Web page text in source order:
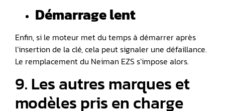
Démarrage lent
Enfin, si le moteur met du temps à démarrer après
l’insertion de la clé, cela peut signaler une défaillance.
Le remplacement du Neiman EZS s’impose alors.
9. Les autres marques et
modèles pris en charge